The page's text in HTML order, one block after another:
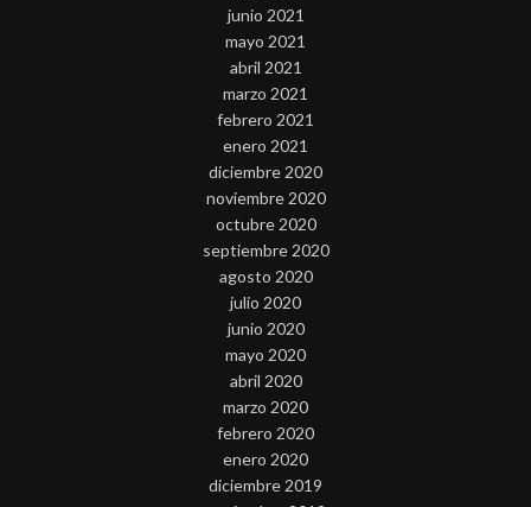
junio 2021
mayo 2021
abril 2021
marzo 2021
febrero 2021
enero 2021
diciembre 2020
noviembre 2020
octubre 2020
septiembre 2020
agosto 2020
julio 2020
junio 2020
mayo 2020
abril 2020
marzo 2020
febrero 2020
enero 2020
diciembre 2019